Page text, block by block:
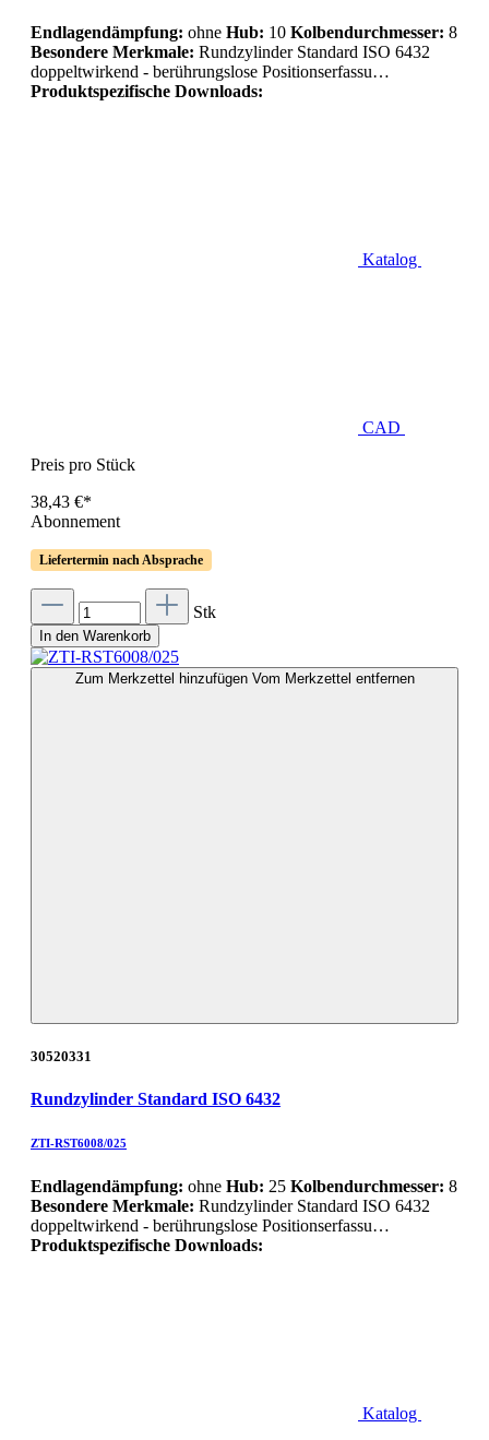
Endlagendämpfung: ohne Hub: 10 Kolbendurchmesser: 8
Besondere Merkmale: Rundzylinder Standard ISO 6432
doppeltwirkend - berührungslose Positionserfassu…
Produktspezifische Downloads:
Katalog
CAD
Preis pro Stück
38,43 €*
Abonnement
Liefertermin nach Absprache
Stk
In den Warenkorb
Zum Merkzettel hinzufügen Vom Merkzettel entfernen
30520331
Rundzylinder Standard ISO 6432
ZTI-RST6008/025
Endlagendämpfung: ohne Hub: 25 Kolbendurchmesser: 8
Besondere Merkmale: Rundzylinder Standard ISO 6432
doppeltwirkend - berührungslose Positionserfassu…
Produktspezifische Downloads:
Katalog